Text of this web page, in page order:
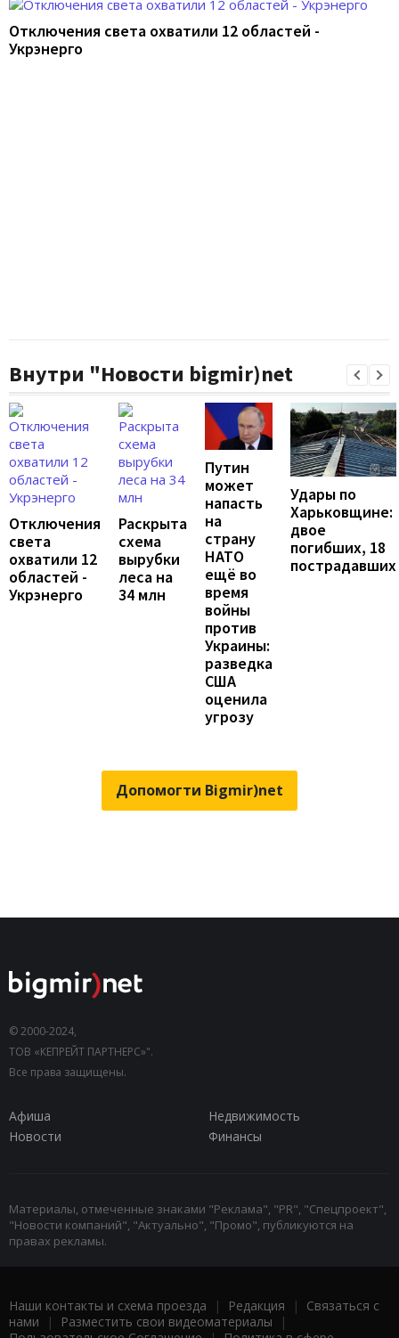
Отключения света охватили 12 областей -
Укрэнерго
Внутри "Новости bigmir)net
Отключения
света
охватили 12
областей -
Укрэнерго
Раскрыта
схема
вырубки
леса на
34 млн
Путин
может
напасть
на
страну
НАТО
ещё во
время
войны
против
Украины:
разведка
США
оценила
угрозу
Удары по
Харьковщине:
двое
погибших, 18
пострадавших
Допомогти Bigmir)net
© 2000-2024,
ТОВ «КЕПРЕЙТ ПАРТНЕРС»".
Все права защищены.
Афиша
Недвижимость
Новости
Финансы
Материалы, отмеченные знаками "Реклама", "PR", "Спецпроект",
"Новости компаний", "Актуально", "Промо", публикуются на
правах рекламы.
Наши контакты и схема проезда | Редакция | Связаться с
нами | Разместить свои видеоматериалы |